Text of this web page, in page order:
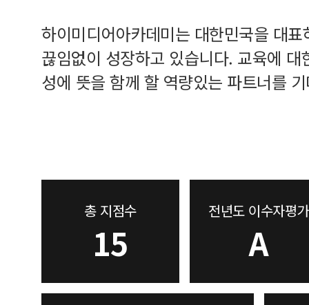
하이미디어아카데미는 대한민국을 대
끊임없이 성장하고 있습니다. 교육에
성에 뜻을 함께 할 역량있는 파트너를
총 지점수
15
전년도 이수자평가
A